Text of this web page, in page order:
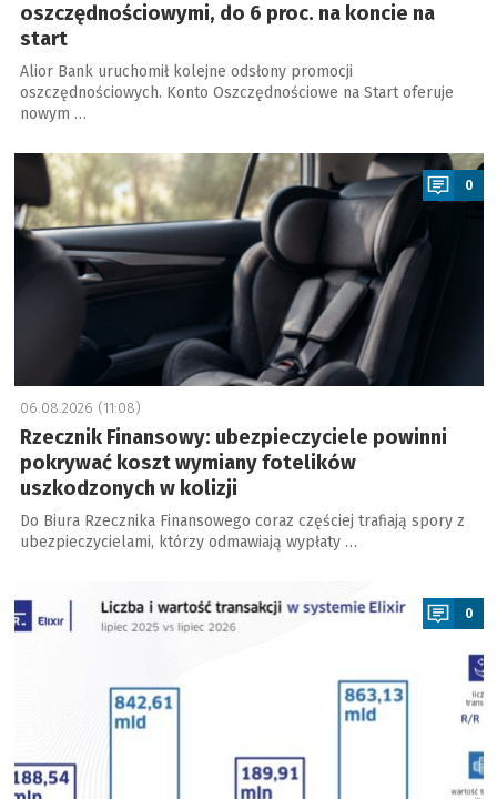
oszczędnościowymi, do 6 proc. na koncie na
start
Alior Bank uruchomił kolejne odsłony promocji
oszczędnościowych. Konto Oszczędnościowe na Start oferuje
nowym …
a
0
06.08.2026 (11:08)
Rzecznik Finansowy: ubezpieczyciele powinni
pokrywać koszt wymiany fotelików
uszkodzonych w kolizji
Do Biura Rzecznika Finansowego coraz częściej trafiają spory z
ubezpieczycielami, którzy odmawiają wypłaty …
0